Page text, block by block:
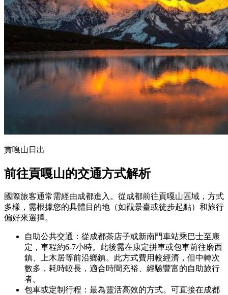
貢嘎山日出
前往貢嘎山的交通方式解析
國際旅客通常需經由成都進入。從成都前往貢嘎山區域，方式
多樣，需根據您的具體目的地（如觀景臺或徒步起點）和旅行
偏好來選擇。
自助公共交通：從成都茶店子或新南門車站乘巴士至康
定，車程約6-7小時。此後需在康定拼車或包車前往磨西
鎮、上木居等前沿鄉鎮。此方式費用較經濟，但中轉次
數多，耗時較長，適合時間充裕、經驗豐富的自助旅行
者。
包車或定制行程：最為靈活高效的方式。可直接在成都